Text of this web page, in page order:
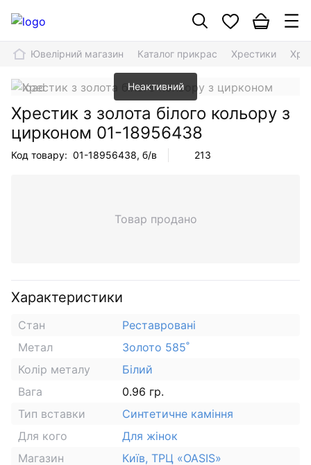
Ювелірний магазин Каталог прикрас Хрестики
Неактивний
Хрестик з золота білого кольору з
цирконом 01-18956438
Код товару: 01-18956438, б/в 213
Товар продано
Характеристики
Стан
Реставровані
Метал
Золото 585˚
Колір металу
Білий
Вага
0.96 гр.
Тип вставки
Синтетичне каміння
Для кого
Для жінок
Магазин
Київ, ТРЦ «OASIS»